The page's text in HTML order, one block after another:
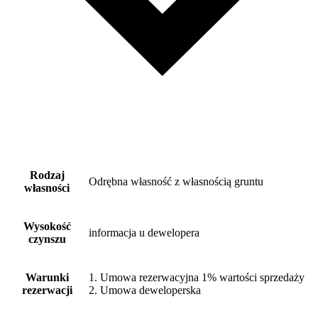
Rodzaj
własności
Odrębna własność z własnością gruntu
Wysokość
czynszu
informacja u dewelopera
Warunki
rezerwacji
1. Umowa rezerwacyjna 1% wartości sprzedaży
2. Umowa deweloperska